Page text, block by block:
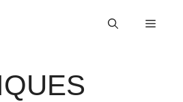
Menu